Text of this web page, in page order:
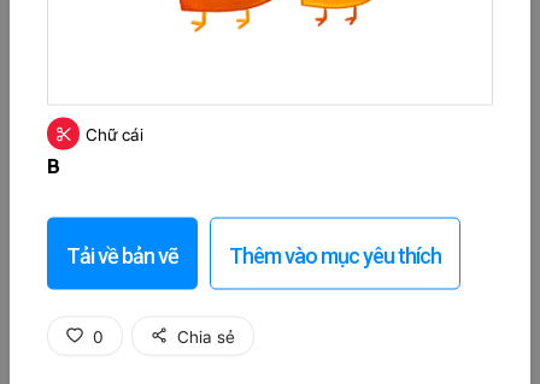
Chữ cái
B
Tải về bản vẽ Thêm vào mục yêu thích
0 Chia sẻ